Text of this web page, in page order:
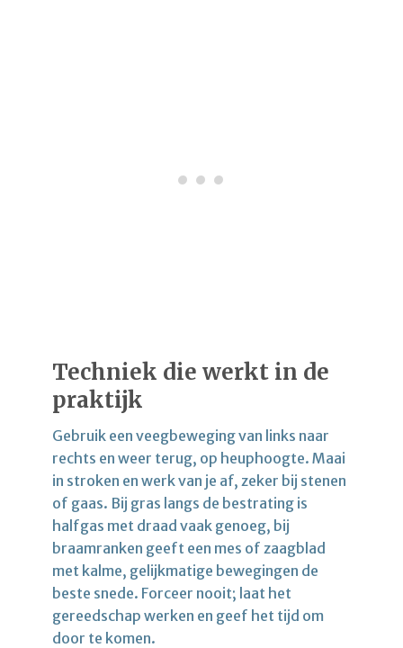
Techniek die werkt in de
praktijk
Gebruik een veegbeweging van links naar
rechts en weer terug, op heuphoogte. Maai
in stroken en werk van je af, zeker bij stenen
of gaas. Bij gras langs de bestrating is
halfgas met draad vaak genoeg, bij
braamranken geeft een mes of zaagblad
met kalme, gelijkmatige bewegingen de
beste snede. Forceer nooit; laat het
gereedschap werken en geef het tijd om
door te komen.